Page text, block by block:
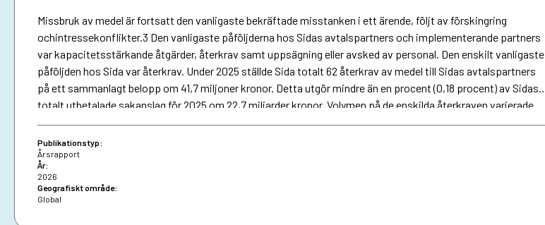
Missbruk av medel är fortsatt den vanligaste bekräftade misstanken i ett ärende, följt av förskingring
ochintressekonflikter.3 Den vanligaste påföljderna hos Sidas avtalspartners och implementerande partners
var kapacitetsstärkande åtgärder, återkrav samt uppsägning eller avsked av personal. Den enskilt vanligaste
påföljden hos Sida var återkrav. Under 2025 ställde Sida totalt 62 återkrav av medel till Sidas avtalspartners
på ett sammanlagt belopp om 41,7 miljoner kronor. Detta utgör mindre än en procent (0,18 procent) av Sidas
totalt utbetalade sakanslag för 2025 om 22,7 miljarder kronor. Volymen på de enskilda återkraven varierade
mellan ett högsta belopp på ca 15 miljoner kronor och ett lägsta belopp på 150 kronor.
Publikationstyp:
Årsrapport
År:
2026
Geografiskt område:
Global